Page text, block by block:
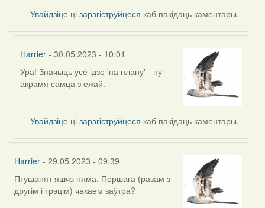
Увайдзіце цізарэгіструйцеся каб пакідаць каментары.
Harrier - 30.05.2023 - 10:01
In
reply
ZNR
Ура! Значыць усё ідзе 'па плану' - ну
акрамя самца з ежай.
Увайдзіце цізарэгіструйцеся каб пакідаць каментары.
Harrier- 29.05.2023 - 09:39
Птушанят яшчэ няма. Першага (разам з
другім і трэцім) чакаем заўтра?